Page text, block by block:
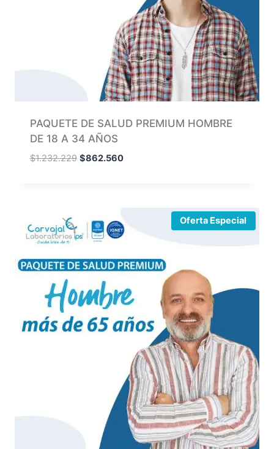
PAQUETE DE SALUD PREMIUM HOMBRE
DE 18 A 34 AÑOS
$1.232.229 $862.560
Oferta Especial